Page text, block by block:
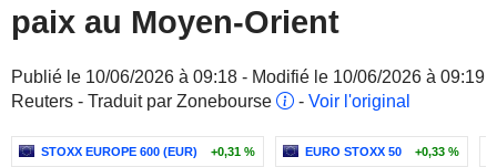
paix au Moyen-Orient
Publié le 10/06/2026 à 09:18 - Modifié le 10/06/2026 à 09:19
Reuters - Traduit par Zonebourse
- Voir l'original
STOXX EUROPE 600 (EUR) +0,31 % EURO STOXX 50 +0,33 %